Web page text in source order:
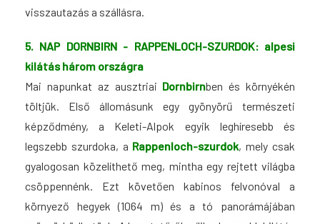
visszautazás a szállásra.
5. NAP DORNBIRN - RAPPENLOCH-SZURDOK: alpesi
kilátás három országra
Mai napunkat az ausztriai Dornbirnben és környékén
töltjük. Első állomásunk egy gyönyörű természeti
képződmény, a Keleti-Alpok egyik leghíresebb és
legszebb szurdoka, a Rappenloch-szurdok, mely csak
gyalogosan közelíthető meg, mintha egy rejtett világba
csöppennénk. Ezt követően kabinos felvonóval a
környező hegyek (1064 m) és a tó panorámájában